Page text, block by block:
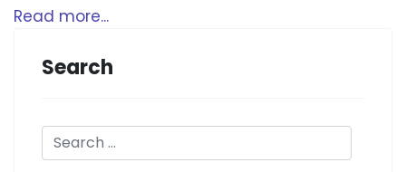
Read more...
Search